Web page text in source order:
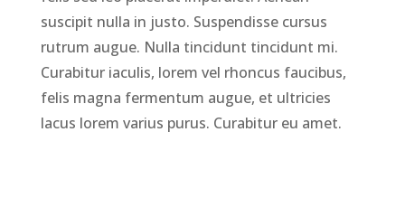
suscipit nulla in justo. Suspendisse cursus
rutrum augue. Nulla tincidunt tincidunt mi.
Curabitur iaculis, lorem vel rhoncus faucibus,
felis magna fermentum augue, et ultricies
lacus lorem varius purus. Curabitur eu amet.